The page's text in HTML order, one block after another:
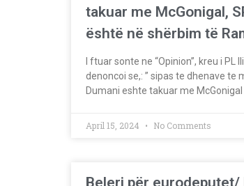
takuar me McGonigal,
është në shërbim të
I ftuar sonte ne “Opinion”, kreu i PL
denoncoi se,: ” sipas te dhenave te
Dumani eshte takuar me McGonigal
April 15, 2024 No Comments